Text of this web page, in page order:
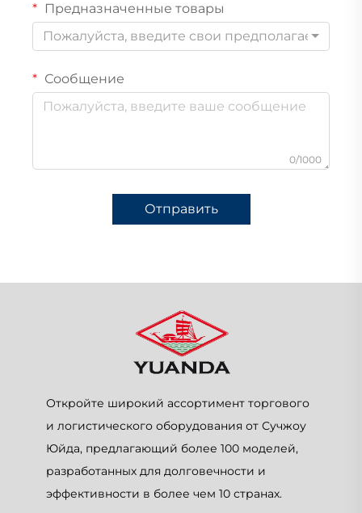
Предназначенные товары
Пожалуйста, введите свои предполагаемые
Сообщение
0/1000
Отправить
Откройте широкий ассортимент торгового
и логистического оборудования от Сучжоу
Юйда, предлагающий более 100 моделей,
разработанных для долговечности и
эффективности в более чем 10 странах.